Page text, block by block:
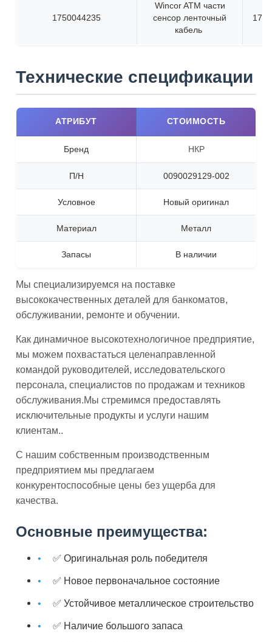
1750044235
Wincor ATM части
сенсор ленточный
кабель
Технические спецификации
АТРИБУТ СТОИМОСТЬ
Бренд НКР
П/Н 0090029129-002
Условное Новый оригинал
Материал Металл
Запасы В наличии
Мы специализируемся на поставке
высококачественных деталей для банкоматов,
обслуживании, ремонте и обучении.
Как динамичное высокотехнологичное предприятие,
мы можем похвастаться целенаправленной
командой руководителей, исследовательского
персонала, специалистов по продажам и техников
обслуживания.Мы стремимся предоставлять
исключительные продукты и услуги нашим
клиентам..
С нашим собственным производственным
предприятием мы предлагаем
конкурентоспособные цены без ущерба для
качества.
Основные преимущества:
✅ Оригинальная роль победителя
✅ Новое первоначальное состояние
✅ Устойчивое металлическое строительство
✅ Наличие большого запаса